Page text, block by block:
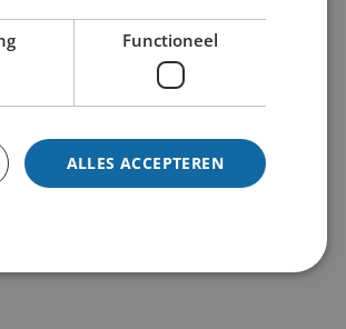
Functioneel
ALLES ACCEPTEREN